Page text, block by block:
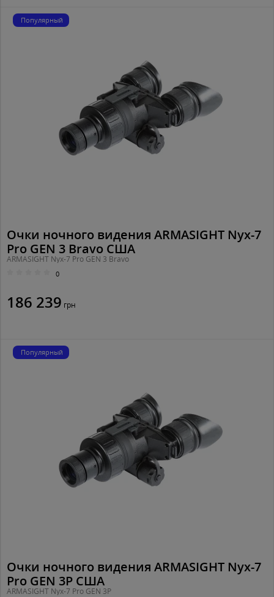
Популярный
Очки ночного видения ARMASIGHT Nyx-7
Pro GEN 3 Bravo США
ARMASIGHT Nyx-7 Pro GEN 3 Bravo
0
186 239 грн
Популярный
Очки ночного видения ARMASIGHT Nyx-7
Pro GEN 3P США
ARMASIGHT Nyx-7 Pro GEN 3P